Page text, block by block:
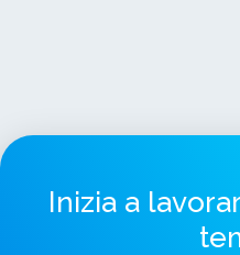
Inizia a